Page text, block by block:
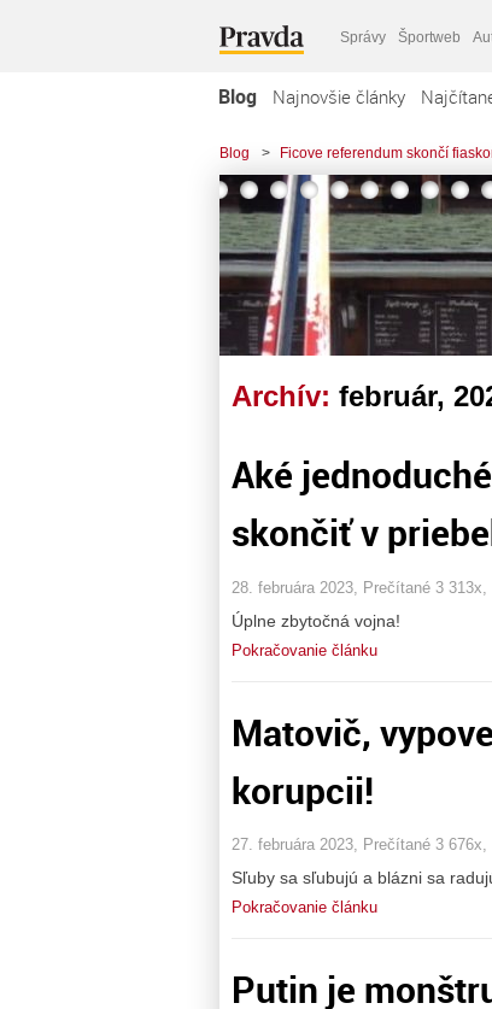
Správy Športweb
Blog Najnovšie články
Blog > Ficove referendum skončí
Archív: február,
Aké
skončiť v
28. februára 2023, Prečítané 3 313x,
Úplne zbytočná vojna!
Pokračovanie článku
Matovič,
korupcii!
27. februára 2023, Prečítané 3 676x,
Sľuby sa sľubujú a blázni sa
Pokračovanie článku
Putin je